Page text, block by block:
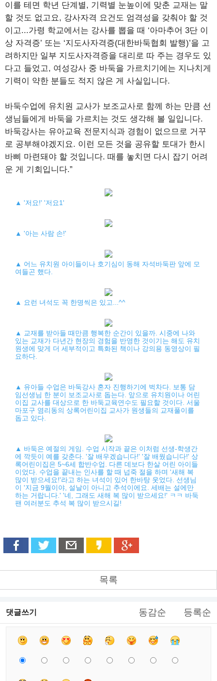
이를 테면 학년 단계별, 기력별 눈높이에 맞춘 교재는 말
할 것도 없고요, 강사자격 요건도 엄격성을 갖춰야 할 것
이고...가령 학교에서는 강사를 뽑을 때 ‘아마추어 3단 이
상 자격증’ 또는 ‘지도사자격증(대한바둑협회 발행)’을 고
려하지만 일부 지도사자격증을 대리로 따 주는 경우도 있
다고 들었고, 여성강사 중 바둑을 가르치기에는 지나치게
기력이 약한 분들도 적지 않은 게 사실입니다.
바둑수업에 유치원 교사가 보조교사로 함께 하는 만큼 선
생님들에게 바둑을 가르치는 것도 생각해 볼 일입니다.
바둑강사는 유아교육 전문지식과 경험이 없으므로 거꾸
로 공부해야겠지요. 이런 모든 것을 공유할 토대가 한시
바삐 마련돼야 할 것입니다. 때를 놓치면 다시 잡기 어려
운 게 기회입니다.”
▲ '저요!' '저요1'
▲ '아는 사람 손!'
▲ 어느 유치원 아이들이나 호기심이 동해 자석바둑판 앞에 모
여들곤 했다.
▲ 요런 녀석도 꼭 한명씩은 있고...^^
▲ 교재를 받아들 때만큼 행복한 순간이 있을까. 시중에 나와
있는 교재가 다년간 현장의 경험을 반영한 것이기는 해도 유치
원생에 맞게 더 세부적이고 특화된 책이나 강의용 동영상이 필
요하다.
▲ 유아들 수업은 바둑강사 혼자 진행하기에 벅차다. 보통 담
임선생님 한 분이 보조교사로 돕는다. 앞으로 유치원이나 어린
이집 교사를 대상으로 한 바둑교육연수도 필요할 것이다. 서울
마포구 염리동의 상록어린이집 교사가 원생들의 교재풀이를
돕고 있다.
▲ 바둑은 예절의 게임. 수업 시작과 끝은 이처럼 선생-학생간
에 깍듯이 예를 갖춘다. '잘 배우겠습니다!' '잘 배웠습니다!' 상
록어린이집은 5~6세 합반수업. 다른 데보다 한살 어린 아이들
이었다. 수업을 끝내는 인사를 할 때 넙죽 절을 하며 '새해 복
많이 받으세요!'라고 하는 녀석이 있어 한바탕 웃었다. 선생님
이 '지금 9월이야, 설날이 아니고 추석이에요. 세배는 설에만
하는 거랍니다.' '네, 그래도 새해 복 많이 받으세요!' ㅋㅋ 바둑
팬 여러분도 추석 복 많이 받으시길!
목록
댓글쓰기 동감순 등록순